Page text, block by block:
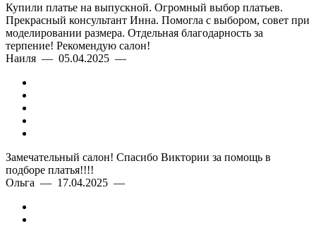
Купили платье на выпускной. Огромный выбор платьев.
Прекрасный консультант Инна. Помогла с выбором, совет при
моделировании размера. Отдельная благодарность за
терпение! Рекомендую салон!
Наиля — 05.04.2025 —
Замечательный салон! Спасибо Виктории за помощь в
подборе платья!!!!
Ольга — 17.04.2025 —